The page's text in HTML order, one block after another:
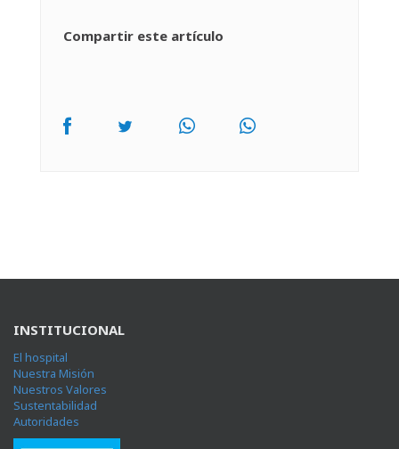
Compartir este artículo
INSTITUCIONAL
El hospital
Nuestra Misión
Nuestros Valores
Sustentabilidad
Autoridades